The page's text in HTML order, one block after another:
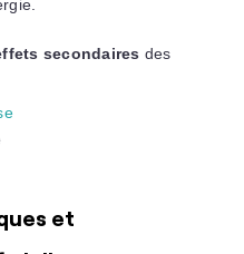
secondaires des
et